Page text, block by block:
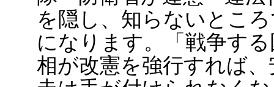
を隠し、知らないとこ
になります。「戦争す
相が改憲を強行すれば